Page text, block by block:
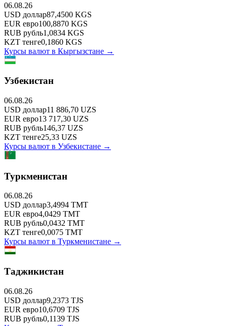
06.08.26
USD доллар87,4500 KGS
EUR евро100,8870 KGS
RUB рубль1,0834 KGS
KZT тенге0,1860 KGS
Курсы валют в Кыргызстане →
Узбекистан
06.08.26
USD доллар11 886,70 UZS
EUR евро13 717,30 UZS
RUB рубль146,37 UZS
KZT тенге25,33 UZS
Курсы валют в Узбекистане →
Туркменистан
06.08.26
USD доллар3,4994 TMT
EUR евро4,0429 TMT
RUB рубль0,0432 TMT
KZT тенге0,0075 TMT
Курсы валют в Туркменистане →
Таджикистан
06.08.26
USD доллар9,2373 TJS
EUR евро10,6709 TJS
RUB рубль0,1139 TJS